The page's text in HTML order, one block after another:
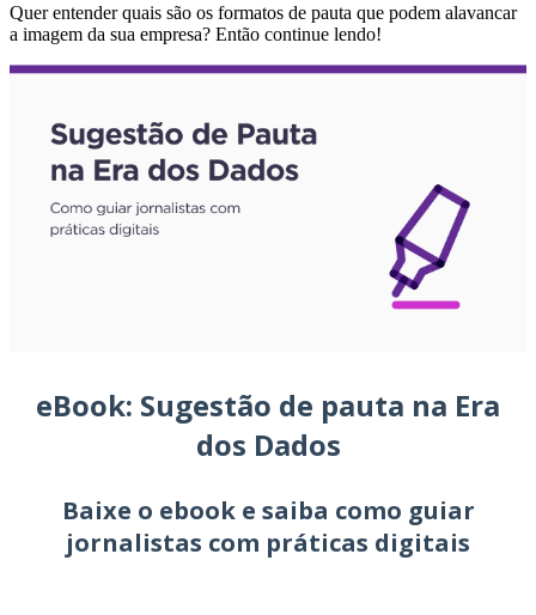
Quer entender quais são os formatos de pauta que podem alavancar
a imagem da sua empresa? Então continue lendo!